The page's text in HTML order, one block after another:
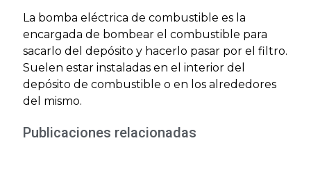
La bomba eléctrica de combustible es la
encargada de bombear el combustible para
sacarlo del depósito y hacerlo pasar por el filtro.
Suelen estar instaladas en el interior del
depósito de combustible o en los alrededores
del mismo.
Publicaciones relacionadas